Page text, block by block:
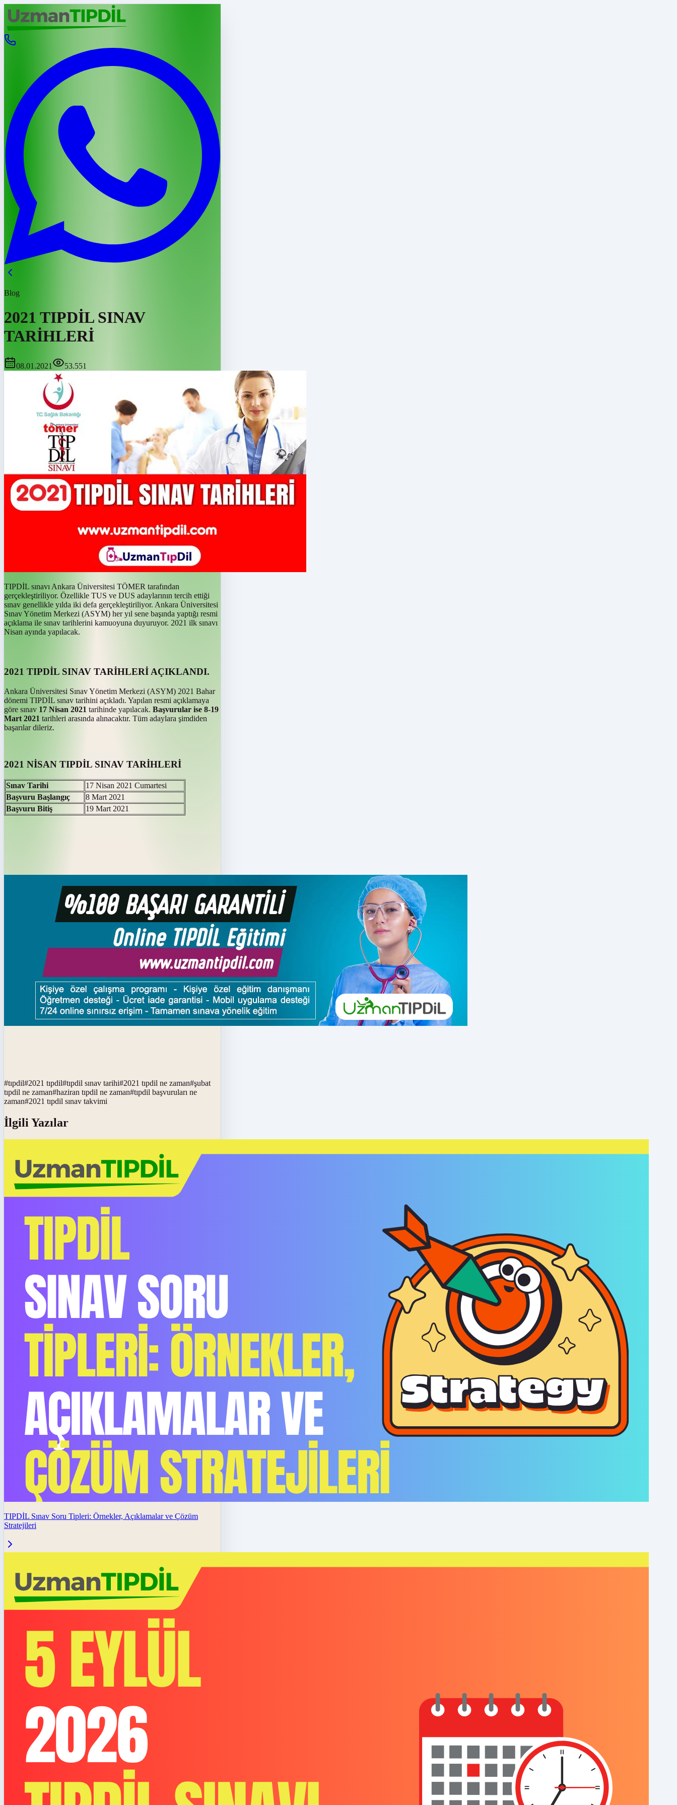
Blog
2021 TIPDİL SINAV
TARİHLERİ
08.01.2021 53.551
TIPDİL sınavı Ankara Üniversitesi TÖMER tarafından
gerçekleştiriliyor. Özellikle TUS ve DUS adaylarının tercih ettiği
sınav genellikle yılda iki defa gerçekleştiriliyor. Ankara Üniversitesi
Sınav Yönetim Merkezi (ASYM) her yıl sene başında yaptığı resmi
açıklama ile sınav tarihlerini kamuoyuna duyuruyor. 2021 ilk sınavı
Nisan ayında yapılacak.
2021 TIPDİL SINAV TARİHLERİ AÇIKLANDI.
Ankara Üniversitesi Sınav Yönetim Merkezi (ASYM) 2021 Bahar
dönemi TIPDİL sınav tarihini açıkladı. Yapılan resmi açıklamaya
göre sınav 17 Nisan 2021 tarihinde yapılacak. Başvurular ise 8-19
Mart 2021 tarihleri arasında alınacaktır. Tüm adaylara şimdiden
başarılar dileriz.
2021 NİSAN TIPDİL SINAV TARİHLERİ
Sınav Tarihi
17 Nisan 2021 Cumartesi
Başvuru Başlangıç
8 Mart 2021
Başvuru Bitiş
19 Mart 2021
#tıpdil#2021 tıpdil#tıpdil sınav tarihi#2021 tıpdil ne zaman#şubat
tıpdil ne zaman#haziran tıpdil ne zaman#tıpdil başvuruları ne
zaman#2021 tıpdil sınav takvimi
İlgili Yazılar
TIPDİL Sınav Soru Tipleri: Örnekler, Açıklamalar ve Çözüm
Stratejileri